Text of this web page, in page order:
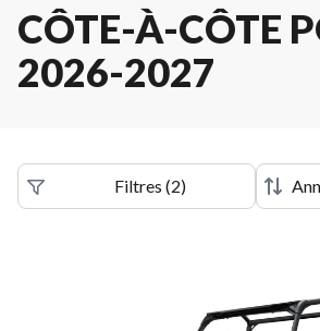
CÔTE-À-CÔTE
2026-2027
Filtres (2)